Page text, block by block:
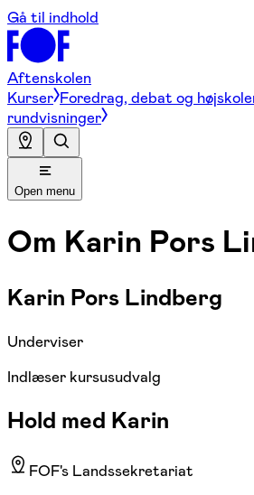
Gå til indhold
Aftenskolen
Kurser Foredrag, debat og
rundvisninger
Open menu
Om Karin Pors
Karin Pors Lindberg
Underviser
Indlæser kursusudvalg
Hold med Karin
FOF's Landssekretariat